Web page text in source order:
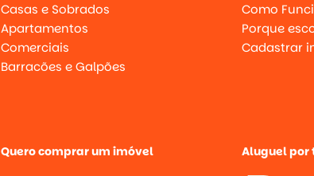
Casas e Sobrados
Apartamentos
Comerciais
Barracões e Galpões
Como
Porque
Cadastrar
Quero comprar um imóvel Aluguel